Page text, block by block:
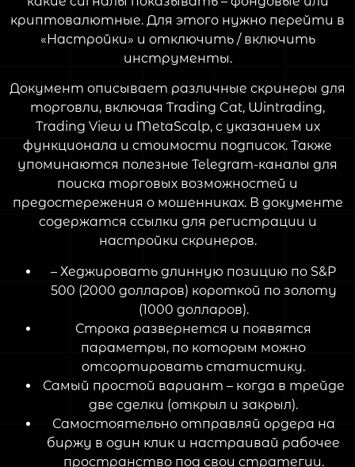
криптовалютные. Для этого нужно перейти в
«Настройки» и отключить / включить
инструменты.
Документ описывает различные скринеры для
торговли, включая Trading Cat, Wintrading,
Trading View и MetaScalp, с указанием их
функционала и стоимости подписок. Также
упоминаются полезные Telegram-каналы для
поиска торговых возможностей и
предостережения о мошенниках. В документе
содержатся ссылки для регистрации и
настройки скринеров.
– Хеджировать длинную позицию по S&P
500 (2000 долларов) короткой по золоту
(1000 долларов).
Строка развернется и появятся
параметры, по которым можно
отсортировать статистику.
Самый простой вариант – когда в трейде
две сделки (открыл и закрыл).
Самостоятельно отправляй ордера на
биржу в один клик и настраивай рабочее
пространство под свои стратегии.